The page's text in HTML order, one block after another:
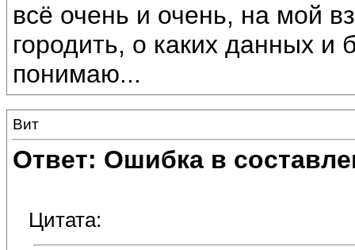
всё очень и очень, на мой
городить, о каких данных и
понимаю...
Вит
Ответ: Ошибка в
Цитата: